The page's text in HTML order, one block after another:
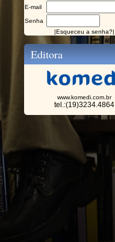
E-mail
Senha
|Esqueceu a senha?|
Editora
www.komedi.com.br
tel.:(19)3234.4864